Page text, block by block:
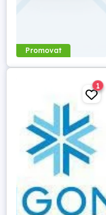
Promovat
1